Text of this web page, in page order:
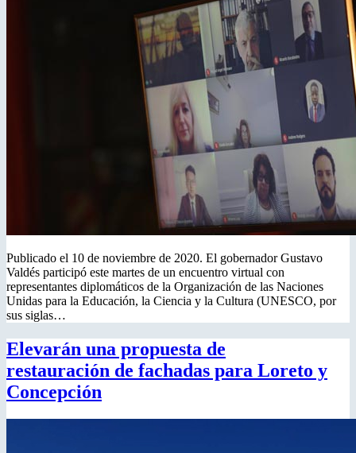
Publicado el 10 de noviembre de 2020. El gobernador Gustavo
Valdés participó este martes de un encuentro virtual con
representantes diplomáticos de la Organización de las Naciones
Unidas para la Educación, la Ciencia y la Cultura (UNESCO, por
sus siglas…
Elevarán una propuesta de
restauración de fachadas para Loreto y
Concepción